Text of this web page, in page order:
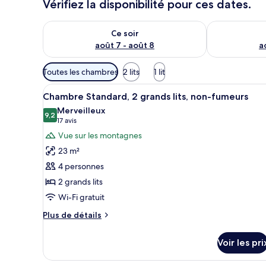
Vérifiez la disponibilité pour ces dates.
Ce soir
août 7 - août 8
Vérifier la disponibilité pour ce soir août 7 - août 8
Vérifier la
Filtres
disponibles
pour
les
chambres
Toutes les chambres 2 lits 1 lit
Afficher
toutes
les
photos
pour
ce
type
de
chambre :
Chambre
grands
Une chambre d’hôtel avec
7
Chambre Standard, 2 grands lits, non-fumeurs
9,29,2 sur 10
Merveilleux
17 avis
(17 avis)
Vue sur les montagnes
23 m²
4 personnes
2 grands lits
Wi-Fi gratuit
Plus de détails
Plus
le
Voir les